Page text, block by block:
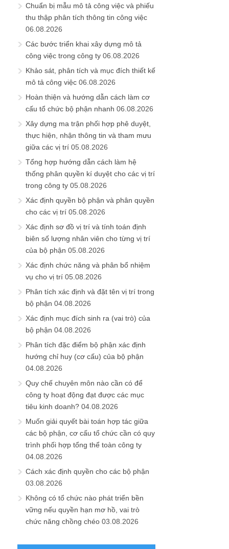
Chuẩn bị mẫu mô tả công việc và phiếu
thu thập phân tích thông tin công việc
06.08.2026
Các bước triển khai xây dựng mô tả
công việc trong công ty 06.08.2026
Khảo sát, phân tích và mục đích thiết kế
mô tả công việc 06.08.2026
Hoàn thiện và hướng dẫn cách làm cơ
cấu tổ chức bộ phận nhanh 06.08.2026
Xây dựng ma trận phối hợp phê duyệt,
thực hiện, nhận thông tin và tham mưu
giữa các vị trí 05.08.2026
Tổng hợp hướng dẫn cách làm hệ
thống phân quyền kí duyệt cho các vị trí
trong công ty 05.08.2026
Xác định quyền bộ phận và phân quyền
cho các vị trí 05.08.2026
Xác định sơ đồ vị trí và tính toán định
biên số lượng nhân viên cho từng vị trí
của bộ phận 05.08.2026
Xác định chức năng và phân bổ nhiệm
vụ cho vị trí 05.08.2026
Phân tích xác định và đặt tên vị trí trong
bộ phận 04.08.2026
Xác định mục đích sinh ra (vai trò) của
bộ phận 04.08.2026
Phân tích đặc điểm bộ phận xác định
hướng chỉ huy (cơ cấu) của bộ phận
04.08.2026
Quy chế chuyên môn nào cần có để
công ty hoạt động đạt được các mục
tiêu kinh doanh? 04.08.2026
Muốn giải quyết bài toán hợp tác giữa
các bộ phận, cơ cấu tổ chức cần có quy
trình phối hợp tổng thể toàn công ty
04.08.2026
Cách xác định quyền cho các bộ phận
03.08.2026
Không có tổ chức nào phát triển bền
vững nếu quyền hạn mơ hồ, vai trò
chức năng chồng chéo 03.08.2026